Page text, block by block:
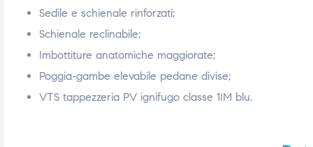
Sedile e schienale rinforzati;
Schienale reclinabile;
Imbottiture anatomiche maggiorate;
Poggia-gambe elevabile pedane divise;
VTS tappezzeria PV ignifugo classe 1IM blu.